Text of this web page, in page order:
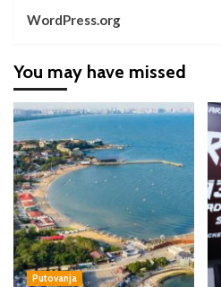
WordPress.org
You may have missed
Putovanja